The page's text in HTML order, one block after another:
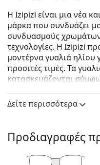
Η Izipizi είναι μια νέα
μάρκα που συνδυάζει
συνδυασμούς χρωμάτων
τεχνολογίες. Η Izipizi
μοντέρνα γυαλιά ηλίου
προσιτές τιμές. Τα
κατασκευάζονται
μωρά, σε πολύ μικρή
και είναι
μετράτε πάντα τις
παρακάτω σχήμα, ειδικά
Izipizi Crossroads Sun
Δείτε περισσότερα
Προδιαγραφές